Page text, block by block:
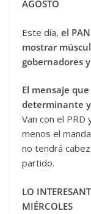
AGOSTO
Este día, el
mostrar
gobernadores
El mensaje
determinante
Van con el PRD
menos el
no tendrá
partido.
LO
MIÉRCOLES